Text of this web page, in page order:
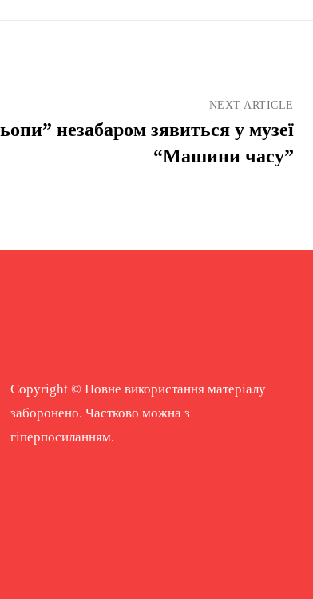
NEXT ARTICLE
незабаром зявиться у музеї
“Машини часу”
Copyright © Повне використання матеріалу
заборонено. Частково можна з
гіперпосиланням.